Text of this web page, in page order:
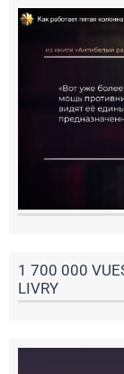
1 700 000
LIVRY